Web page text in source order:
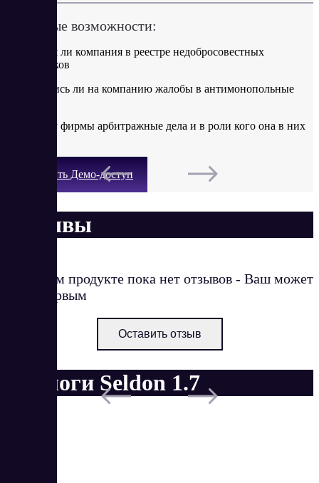
Ключевые возможности:
- Числится ли компания в реестре недобросовестных
поставщиков
- Подавались ли на компанию жалобы в антимонопольные
- Есть ли у фирмы арбитражные дела и в роли кого она в них
Получить Демо-доступ
Отзывы
О данном продукте пока нет отзывов - Ваш может
стать первым
Оставить отзыв
Аналоги Seldon 1.7